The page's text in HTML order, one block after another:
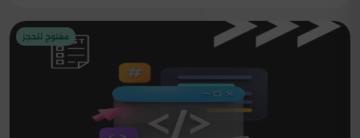
مفتوح للحجز